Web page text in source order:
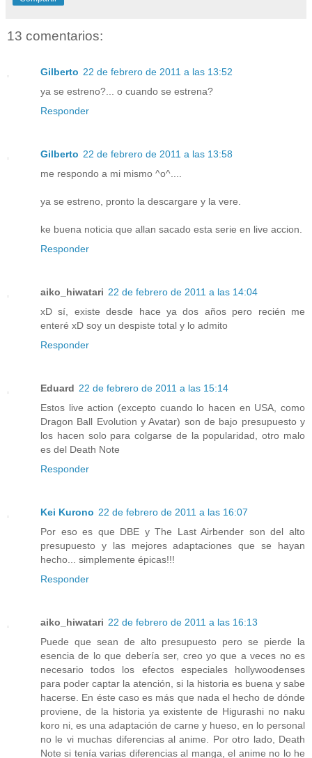
13 comentarios:
Gilberto 22 de febrero de 2011 a las 13:52
ya se estreno?... o cuando se estrena?
Responder
Gilberto 22 de febrero de 2011 a las 13:58
me respondo a mi mismo ^o^....
ya se estreno, pronto la descargare y la vere.
ke buena noticia que allan sacado esta serie en live accion.
Responder
aiko_hiwatari 22 de febrero de 2011 a las 14:04
xD sí, existe desde hace ya dos años pero recién me
enteré xD soy un despiste total y lo admito
Responder
Eduard 22 de febrero de 2011 a las 15:14
Estos live action (excepto cuando lo hacen en USA, como
Dragon Ball Evolution y Avatar) son de bajo presupuesto y
los hacen solo para colgarse de la popularidad, otro malo
es del Death Note
Responder
Kei Kurono 22 de febrero de 2011 a las 16:07
Por eso es que DBE y The Last Airbender son del alto
presupuesto y las mejores adaptaciones que se hayan
hecho... simplemente épicas!!!
Responder
aiko_hiwatari 22 de febrero de 2011 a las 16:13
Puede que sean de alto presupuesto pero se pierde la
esencia de lo que debería ser, creo yo que a veces no es
necesario todos los efectos especiales hollywoodenses
para poder captar la atención, si la historia es buena y sabe
hacerse. En éste caso es más que nada el hecho de dónde
proviene, de la historia ya existente de Higurashi no naku
koro ni, es una adaptación de carne y hueso, en lo personal
no le vi muchas diferencias al anime. Por otro lado, Death
Note si tenía varias diferencias al manga, el anime no lo he